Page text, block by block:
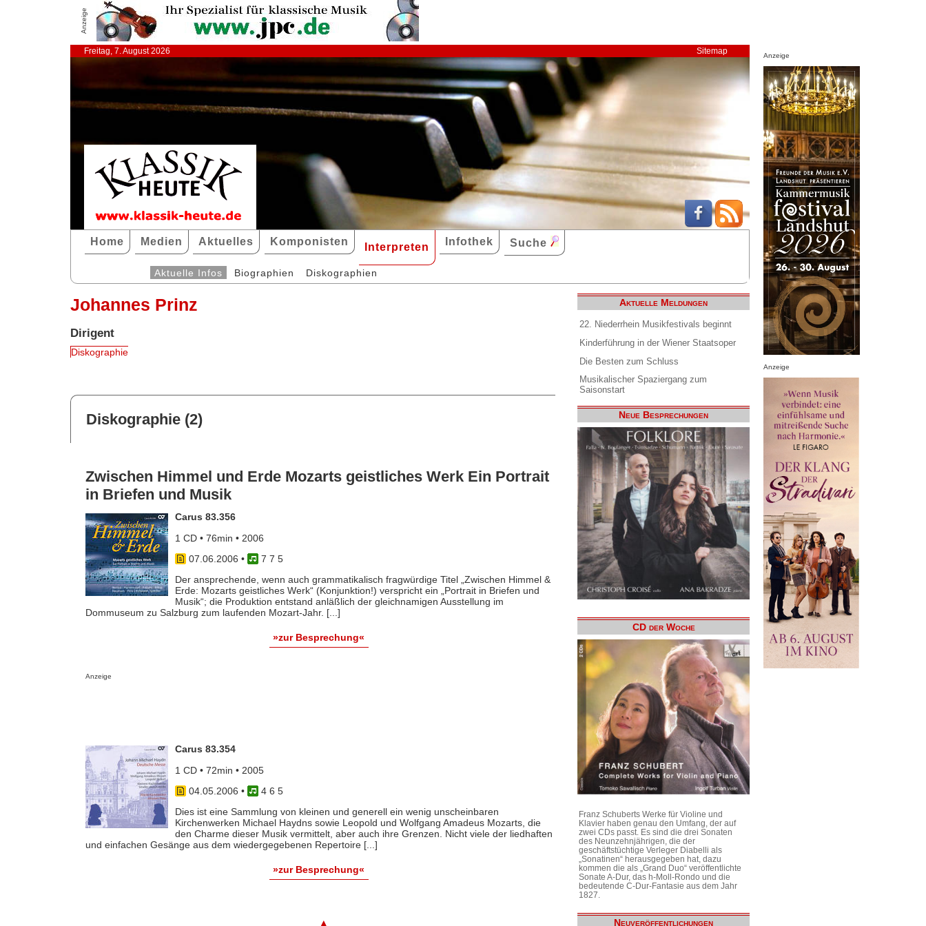
Anzeige
Freitag, 7. August 2026 Sitemap
Home Medien Aktuelles Komponisten Interpreten Infothek Suche
Aktuelle Infos Biographien Diskographien
Johannes Prinz
Dirigent
Diskographie
Diskographie (2)
Zwischen Himmel und Erde Mozarts geistliches Werk Ein Portrait
in Briefen und Musik
Carus 83.356
1 CD • 76min • 2006
07.06.2006 •
7 7 5
Der ansprechende, wenn auch grammatikalisch fragwürdige Titel „Zwischen Himmel &
Erde: Mozarts geistliches Werk“ (Konjunktion!) verspricht ein „Portrait in Briefen und
Musik“; die Produktion entstand anläßlich der gleichnamigen Ausstellung im
Dommuseum zu Salzburg zum laufenden Mozart-Jahr. [...]
»zur Besprechung«
Anzeige
Carus 83.354
1 CD • 72min • 2005
04.05.2006 •
4 6 5
Dies ist eine Sammlung von kleinen und generell ein wenig unscheinbaren
Kirchenwerken Michael Haydns sowie Leopold und Wolfgang Amadeus Mozarts, die
den Charme dieser Musik vermittelt, aber auch ihre Grenzen. Nicht viele der liedhaften
und einfachen Gesänge aus dem wiedergegebenen Repertoire [...]
»zur Besprechung«
Aktuelle Meldungen
22. Niederrhein Musikfestivals beginnt
Kinderführung in der Wiener Staatsoper
Die Besten zum Schluss
Musikalischer Spaziergang zum
Saisonstart
Neue Besprechungen
CD der Woche
Franz Schuberts Werke für Violine und
Klavier haben genau den Umfang, der auf
zwei CDs passt. Es sind die drei Sonaten
des Neunzehnjährigen, die der
geschäftstüchtige Verleger Diabelli als
„Sonatinen“ herausgegeben hat, dazu
kommen die als „Grand Duo“ veröffentlichte
Sonate A-Dur, das h-Moll-Rondo und die
bedeutende C-Dur-Fantasie aus dem Jahr
1827.
Neuveröffentlichungen
Anzeige
Anzeige